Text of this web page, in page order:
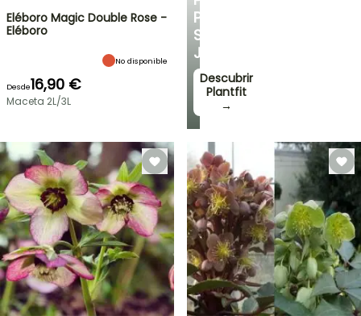
PARA
SU
JARDÍN
Descubrir
Plantfit
→
Eléboro Magic Double Rose -
Eléboro
No disponible
Desde16,90 €
Maceta 2L/3L